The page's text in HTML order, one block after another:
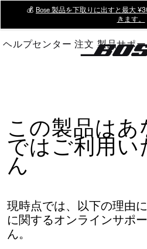
Main
💰 Bose 製品を下取りに出すと最大
きます。
ヘルプセンター 注文 製品サポ
この製品は
ではご利用
ん
現時点では、以下の理由
に関するオンラインサポ
ん。